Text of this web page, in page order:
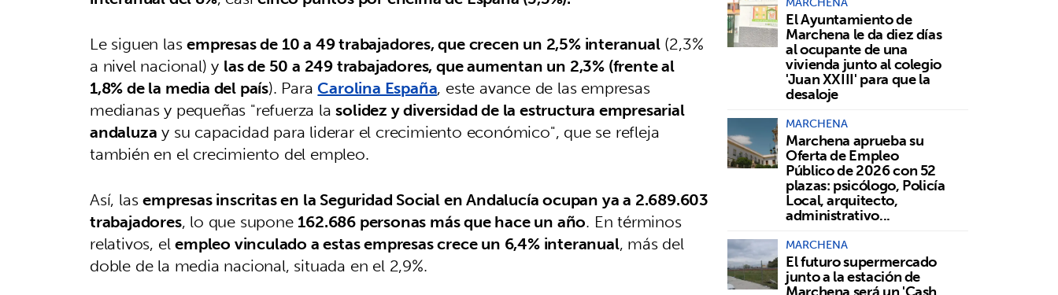
Le siguen lasempresas de 10 a 49 trabajadores, que crecen un 2,5% interanual(2,3%
a nivel nacional) y las de 50 a 249 trabajadores, que aumentan un 2,3% (frente al
1,8% de la media del país). ParaCarolina España, este avance de las empresas
medianas y pequeñas "refuerza lasolidez y diversidad de la estructura empresarial
andaluzay su capacidad para liderar el crecimiento económico", que se refleja
también en el crecimiento del empleo.
Así, lasempresas inscritas en la Seguridad Social en Andalucía ocupan ya a 2.689.603
trabajadores, lo que supone162.686 personas más que hace un año. En términos
relativos, elempleo vinculado a estas empresas crece un 6,4% interanual, más del
doble de la media nacional, situada en el 2,9%.
El Ayuntamiento de
Marchena le da diez días
al ocupante de una
vivienda junto al colegio
'Juan XXIII' para que la
desaloje
MARCHENA
Marchena aprueba su
Oferta de Empleo
Público de 2026 con 52
plazas: psicólogo, Policía
Local, arquitecto,
administrativo...
MARCHENA
El futuro supermercado
junto a la estación de